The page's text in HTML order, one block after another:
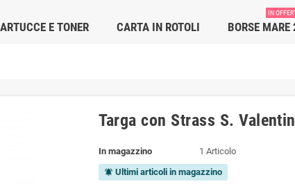
E TONER CARTA IN ROTOLI BORSE
IN
Targa con Strass S.
In magazzino 1 Articolo
notifications_active Ultimi articoli in magazzino